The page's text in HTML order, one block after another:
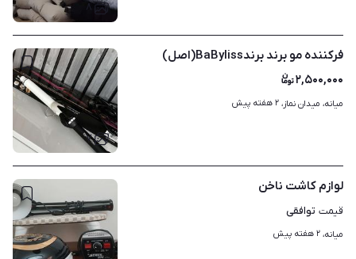
۸
۷
فرکننده مو برند برندBaByliss(اصل)
۲,۵۰۰,۰۰۰
میانه، میدان نماز، ۲ هفته پیش
لوازم کاشت ناخن
قیمت توافقی
میانه، ۲ هفته پیش